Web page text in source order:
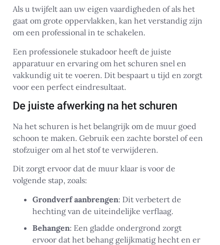
Als u twijfelt aan uw eigen vaardigheden of als het
gaat om grote oppervlakken, kan het verstandig zijn
om een professional in te schakelen.
Een professionele stukadoor heeft de juiste
apparatuur en ervaring om het schuren snel en
vakkundig uit te voeren. Dit bespaart u tijd en zorgt
voor een perfect eindresultaat.
De juiste afwerking na het schuren
Na het schuren is het belangrijk om de muur goed
schoon te maken. Gebruik een zachte borstel of een
stofzuiger om al het stof te verwijderen.
Dit zorgt ervoor dat de muur klaar is voor de
volgende stap, zoals:
Grondverf aanbrengen: Dit verbetert de
hechting van de uiteindelijke verflaag.
Behangen: Een gladde ondergrond zorgt
ervoor dat het behang gelijkmatig hecht en er